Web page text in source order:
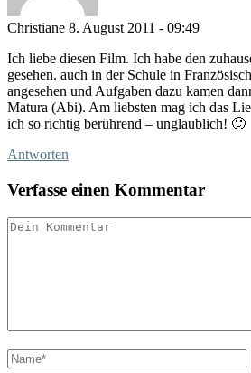
Christiane 8. August 2011 - 09:49
Ich liebe diesen Film. Ich habe den
gesehen. auch in der Schule in
angesehen und Aufgaben dazu kamen
Matura (Abi). Am liebsten mag ich das
ich so richtig berührend – unglaublich! 🙂
Antworten
Verfasse einen Kommentar